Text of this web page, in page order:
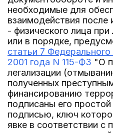
необходимые для
взаимодействия после
- физического лица
или в порядке,
статьи 7 Федерального
2001 года N 115-ФЗ "О
легализации
полученных
финансированию
подписаны его
подписью, ключ
явке в соответствии с